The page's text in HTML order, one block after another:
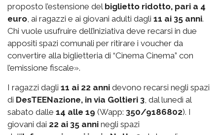
proposto l’estensione del biglietto ridotto, pari a 4
euro, ai ragazzi e ai giovani adulti dagli 11 ai 35 anni.
Chi vuole usufruire dell’iniziativa deve recarsi in due
appositi spazi comunali per ritirare i voucher da
convertire alla biglietteria di “Cinema Cinema” con
l’emissione fiscale».
I ragazzi dagli 11 ai 22 anni devono recarsi negli spazi
di DesTEENazione, in via Goltieri 3, dal lunedì al
sabato dalle 14 alle 19 (Wapp: 350/9186802). I
giovani dai 22 ai 35 anni negli spazi